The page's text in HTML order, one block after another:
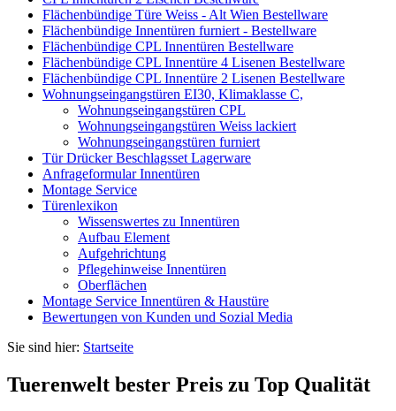
Flächenbündige Türe Weiss - Alt Wien Bestellware
Flächenbündige Innentüren furniert - Bestellware
Flächenbündige CPL Innentüren Bestellware
Flächenbündige CPL Innentüre 4 Lisenen Bestellware
Flächenbündige CPL Innentüre 2 Lisenen Bestellware
Wohnungseingangstüren EI30, Klimaklasse C,
Wohnungseingangstüren CPL
Wohnungseingangstüren Weiss lackiert
Wohnungseingangstüren furniert
Tür Drücker Beschlagsset Lagerware
Anfrageformular Innentüren
Montage Service
Türenlexikon
Wissenswertes zu Innentüren
Aufbau Element
Aufgehrichtung
Pflegehinweise Innentüren
Oberflächen
Montage Service Innentüren & Haustüre
Bewertungen von Kunden und Sozial Media
Sie sind hier: Startseite
Tuerenwelt bester Preis zu Top Qualität